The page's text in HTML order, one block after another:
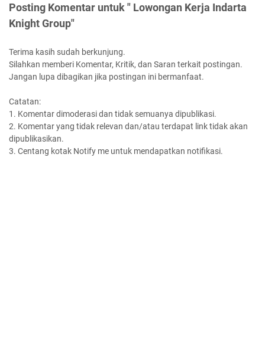
Posting Komentar untuk " Lowongan Kerja Indarta
Knight Group"
Terima kasih sudah berkunjung.
Silahkan memberi Komentar, Kritik, dan Saran terkait postingan.
Jangan lupa dibagikan jika postingan ini bermanfaat.
Catatan:
1. Komentar dimoderasi dan tidak semuanya dipublikasi.
2. Komentar yang tidak relevan dan/atau terdapat link tidak akan
dipublikasikan.
3. Centang kotak Notify me untuk mendapatkan notifikasi.